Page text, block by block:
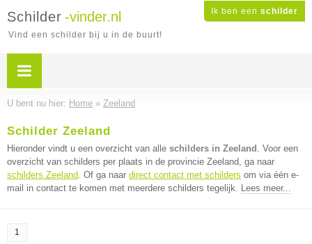
Ik ben een schilder
Schilder -vinder.nl
Vind een schilder bij u in de buurt!
U bent nu hier: Home » Zeeland
Schilder Zeeland
Hieronder vindt u een overzicht van alle schilders in Zeeland . Voor een
overzicht van schilders per plaats in de provincie Zeeland, ga naar
schilders Zeeland. Of ga naar direct contact met schilders om via één e-
mail in contact te komen met meerdere schilders tegelijk. Lees meer...
1